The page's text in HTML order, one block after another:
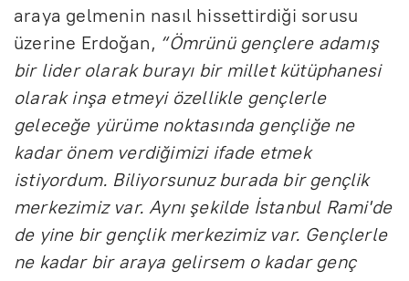
araya gelmenin nasıl hissettirdiği sorusu
üzerine Erdoğan, “Ömrünü gençlere adamış
bir lider olarak burayı bir millet kütüphanesi
olarak inşa etmeyi özellikle gençlerle
geleceğe yürüme noktasında gençliğe ne
kadar önem verdiğimizi ifade etmek
istiyordum. Biliyorsunuz burada bir gençlik
merkezimiz var. Aynı şekilde İstanbul Rami'de
de yine bir gençlik merkezimiz var. Gençlerle
ne kadar bir araya gelirsem o kadar genç